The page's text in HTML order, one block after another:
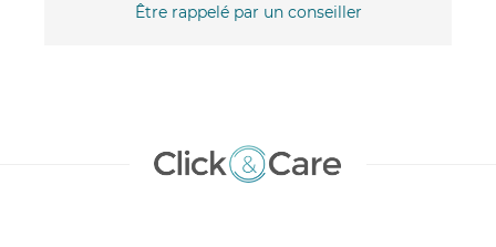
Être rappelé par un conseiller